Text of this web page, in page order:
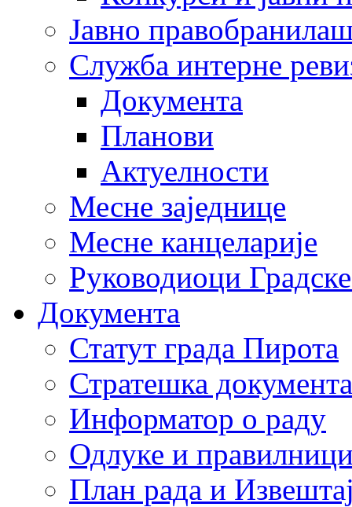
Јавно
Служба интерне
Документа
Планови
Актуелности
Месне заједнице
Месне канцеларије
Руководиоци
Документа
Статут града Пирота
Стратешка документа
Информатор о раду
Одлуке и
План рада и